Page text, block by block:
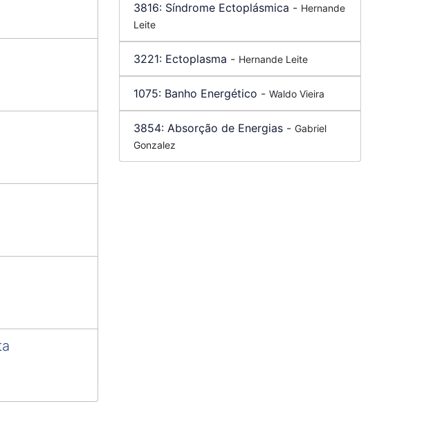
3816: Síndrome Ectoplásmica - Hernande
Leite
3221: Ectoplasma - Hernande Leite
1075: Banho Energético - Waldo Vieira
3854: Absorção de Energias - Gabriel
Gonzalez